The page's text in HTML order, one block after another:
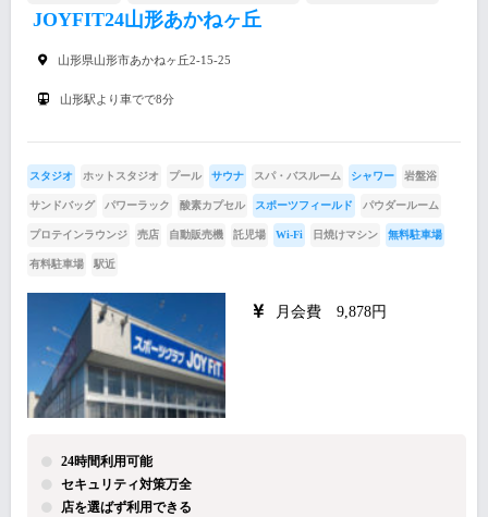
JOYFIT24山形あかねヶ丘
山形県山形市あかねヶ丘2-15-25
山形駅より車でで8分
スタジオ ホットスタジオ プール サウナ スパ・バスルーム シャワー 岩盤浴
サンドバッグ パワーラック 酸素カプセル スポーツフィールド パウダールーム
プロテインラウンジ 売店 自動販売機 託児場 Wi-Fi 日焼けマシン 無料駐車場
有料駐車場 駅近
月会費 9,878円
24時間利用可能
セキュリティ対策万全
店を選ばず利用できる